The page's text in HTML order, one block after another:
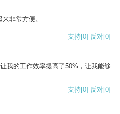
非常方便。
支持[0] 反对[0]
我的工作效率提高了50%，让我能够
支持[0] 反对[0]